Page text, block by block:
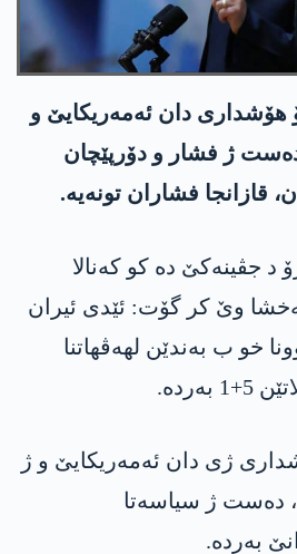
هۆشداری دان ئه‌مه‌ریكایێ و
ژ فشار و دۆرپێچان
قازانجا فشاران تونه‌یه‌.
جڤینه‌كێ ده‌ كو كه‌نالا
وێ كر گۆت: ئێدی ئیران
خو ب به‌ندێن لهه‌ڤهاتنا
ژی دان ئه‌مه‌ریكایێ و ژ
ده‌ست ژ سیاسه‌تا
به‌رده‌.